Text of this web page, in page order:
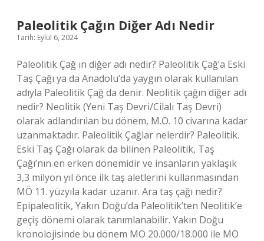
Paleolitik Çağın Diğer Adı Nedir
Tarih: Eylül 6, 2024
Paleolitik Çağ ın diğer adı nedir? Paleolitik Çağ’a Eski
Taş Çağı ya da Anadolu’da yaygın olarak kullanılan
adıyla Paleolitik Çağ da denir. Neolitik çağın diğer adı
nedir? Neolitik (Yeni Taş Devri/Cilalı Taş Devri)
olarak adlandırılan bu dönem, M.Ö. 10 civarına kadar
uzanmaktadır. Paleolitik Çağlar nelerdir? Paleolitik.
Eski Taş Çağı olarak da bilinen Paleolitik, Taş
Çağı’nın en erken dönemidir ve insanların yaklaşık
3,3 milyon yıl önce ilk taş aletlerini kullanmasından
MÖ 11. yüzyıla kadar uzanır. Ara taş çağı nedir?
Epipaleolitik, Yakın Doğu’da Paleolitik’ten Neolitik’e
geçiş dönemi olarak tanımlanabilir. Yakın Doğu
kronolojisinde bu dönem MÖ 20.000/18.000 ile MÖ